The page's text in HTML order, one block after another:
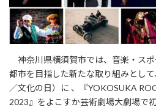
神奈川県横須賀市では、音楽・ス
都市を目指した新たな取り組みとし
／文化の日）に 、『YOKOSUKA
2023』をよこすか芸術劇場大劇場で